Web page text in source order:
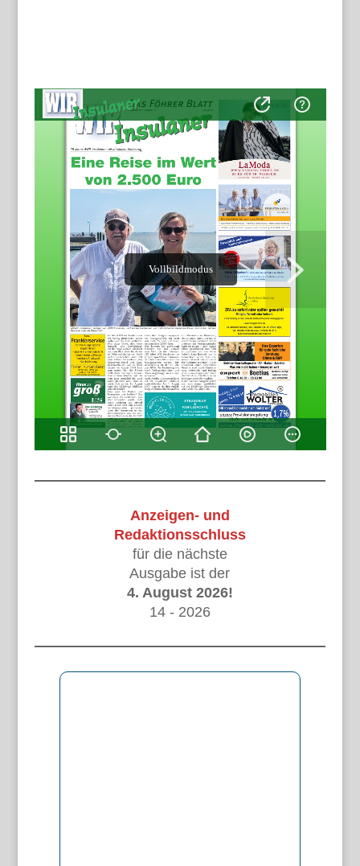
Anzeigen- und
Redaktionsschluss
für die nächste
Ausgabe ist der
4. August 2026!
14 - 2026